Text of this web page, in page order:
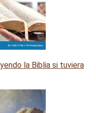
la Biblia si tuviera